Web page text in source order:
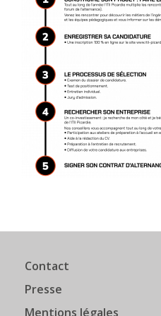
Contact
Presse
Mentions légales